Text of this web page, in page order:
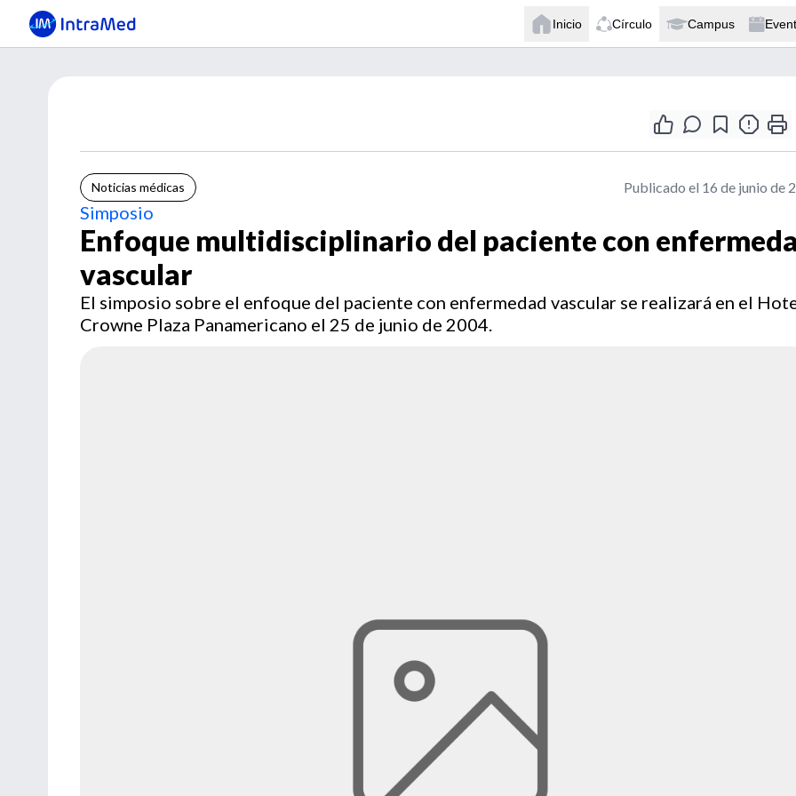
Inicio Círculo Campus
Noticias médicas Publicado el 16 de junio de
Simposio
Enfoque multidisciplinario del paciente con
vascular
El simposio sobre el enfoque del paciente con enfermedad vascular se realizará en el
Crowne Plaza Panamericano el 25 de junio de 2004.